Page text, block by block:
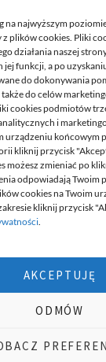
na najwyższym
plików cookies. Pliki
działania naszej
funkcji, a po
do dokonywania
do celów
cookies podmiotów
i
urządzeniu końcowym
kliknij przycisk
możesz zmieniać po
odpowiadają Twoim
cookies na Twoim
kliknij przycisk
.
AKCEPTUJĘ
ODMÓW
DECA /
dla ludzi takich
informacji,
na tematyczne
pisać teksty i dzielić
wizytówki nap